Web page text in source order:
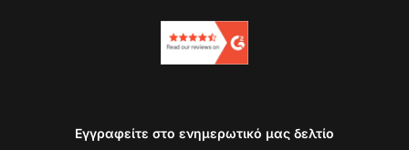
Εγγραφείτε στο ενημερωτικό μας δελτίο